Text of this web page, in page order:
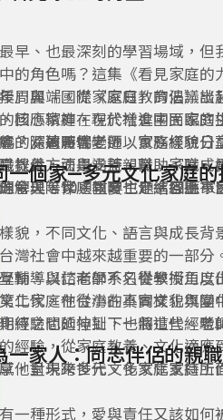
早、也最深刻的學習場域，但
的角色嗎？這集《看見家庭的
周麗端，從《家庭教育法》談
回應家庭在現代社會中面臨的
的深遠影響。
」與「國際家庭日」的倡議出
核心精神，在於增進國民家庭
。隨著時代變遷，家庭樣貌日
教養，而是涵蓋親職、子職、
管理等10項重要主題，回應家
？」周麗端老師以實務經驗分
提供方法與支持，幫助家庭成
解與陪伴。同時也介紹各縣市
間團體，如何成為民眾可近、
今天，家庭教育也走進線上平
累積，讓每一個家庭都能被支
一個家—多元文化家庭
貌，不同文化、語言與成長背
灣社會中越來越重要的一部分
輔導與諮商學系名譽教授王以
化家庭在台灣的真實樣貌與變
動，以仁老師不只從學術角度
二代，他從小在不同文化氛圍
待之間的拉扯，也將這些經驗
經驗也延伸到下一個世代。老
經驗，從家庭教養、文化適應
，呈現跨世代、多文化家庭所
他對未來多元文化家庭支持工
理解與行動，陪伴每一個家庭
一家人：同志伴侶的親
一種形式，愛與責任又該如何